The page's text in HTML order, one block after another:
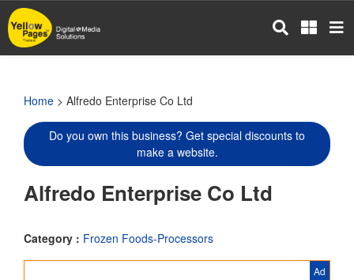
Skip
to
main
Home > Alfredo Enterprise Co Ltd
Do you own this business? Get special discounts to
make a website.
Alfredo Enterprise Co Ltd
Category : Frozen Foods-Processors
Ad